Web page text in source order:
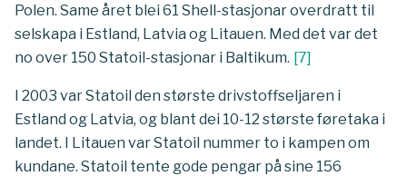
Polen. Same året blei 61 Shell-stasjonar overdratt til
selskapa i Estland, Latvia og Litauen. Med det var det
no over 150 Statoil-stasjonar i Baltikum. [7]
I 2003 var Statoil den største drivstoffseljaren i
Estland og Latvia, og blant dei 10-12 største føretaka i
landet. I Litauen var Statoil nummer to i kampen om
kundane. Statoil tente gode pengar på sine 156